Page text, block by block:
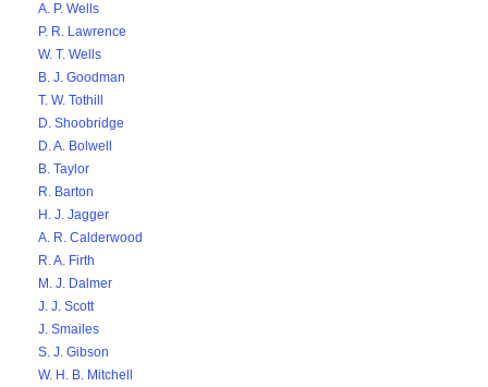
A. P. Wells
P. R. Lawrence
W. T. Wells
B. J. Goodman
T. W. Tothill
D. Shoobridge
D. A. Bolwell
B. Taylor
R. Barton
H. J. Jagger
A. R. Calderwood
R. A. Firth
M. J. Dalmer
J. J. Scott
J. Smailes
S. J. Gibson
W. H. B. Mitchell